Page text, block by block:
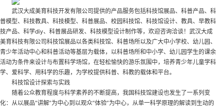
武汉大成美育科技开发有限公司提供的产品服务包括科技馆展品、科普产品、科
普模型、科技教具、科技模型、科普展品、校园科技馆、科技馆设计、教具、早教科
技产品、科学diy、科普展品研发、科技模型设计制作等，欢迎咨询洽谈！武汉大成
美育科技有限公司科技馆展品以各类科技馆、科普场所以及广大中小学校、幼儿园、
青少年活动中心和科普活动等基层为载体，以科普场所和中小学、幼儿园学生的课余
活动为条件来设计与布置科学场馆，在轻松愉快的游乐氛围中，培养青少年儿童学科
学、爱科学、用科学的乐趣，为学校提供科普、科教的载体和平台。
科技馆设计探索与实践
随着公众教育程度与科学素养的不断提高，我国科技馆建设也发生了一系列变
化：从以展品“讲解”为中心到以观众“体验”为中心，从单一科学原理的解读到生动的